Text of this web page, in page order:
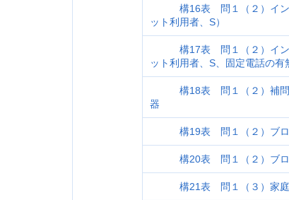
構16表 問１（２）イン
ット利用者、S）
構17表 問１（２）イン
ット利用者、S、固定電話の有
構18表 問１（２）補問
器
構19表 問１（２）ブロ
構20表 問１（２）ブロー
構21表 問１（３）家庭